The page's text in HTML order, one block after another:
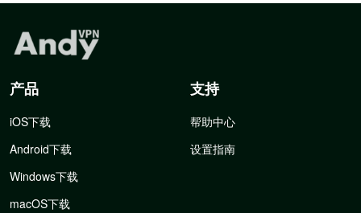
产品
iOS下载
Android下载
Windows下载
macOS下载
支持
帮助中心
设置指南